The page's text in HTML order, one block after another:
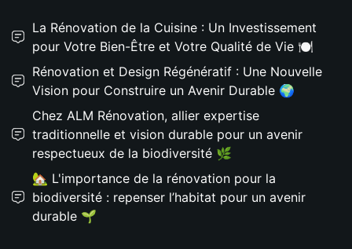
La Rénovation de la Cuisine : Un Investissement
pour Votre Bien-Être et Votre Qualité de Vie 🍽️
Rénovation et Design Régénératif : Une Nouvelle
Vision pour Construire un Avenir Durable 🌍
Chez ALM Rénovation, allier expertise
traditionnelle et vision durable pour un avenir
respectueux de la biodiversité 🌿
🏡 L'importance de la rénovation pour la
biodiversité : repenser l’habitat pour un avenir
durable 🌱